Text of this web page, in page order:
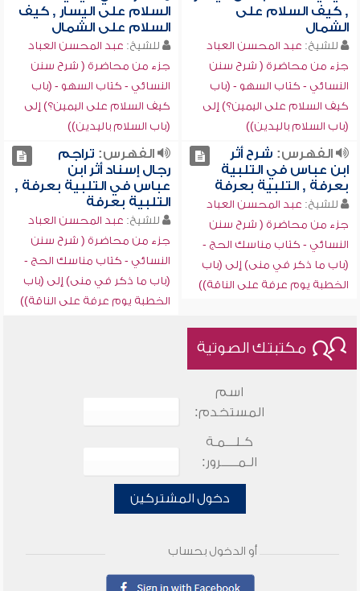
, كيف السلام على
الشمال
للشيخ: عبد المحسن العباد
جزء من محاضرة ( شرح سنن
النسائي - كتاب السهو - (باب
كيف السلام على اليمين؟) إلى
(باب السلام باليدين))
السلام على اليسار , كيف
السلام على الشمال
للشيخ: عبد المحسن العباد
جزء من محاضرة ( شرح سنن
النسائي - كتاب السهو - (باب
كيف السلام على اليمين؟) إلى
(باب السلام باليدين))
الفهرس: شرح أثر
ابن عباس في التلبية
بعرفة , التلبية بعرفة
للشيخ: عبد المحسن العباد
جزء من محاضرة ( شرح سنن
النسائي - كتاب مناسك الحج -
(باب ما ذكر في منى) إلى (باب
الخطبة يوم عرفة على الناقة))
الفهرس: تراجم
رجال إسناد أثر ابن
عباس في التلبية بعرفة ,
التلبية بعرفة
للشيخ: عبد المحسن العباد
جزء من محاضرة ( شرح سنن
النسائي - كتاب مناسك الحج -
(باب ما ذكر في منى) إلى (باب
الخطبة يوم عرفة على الناقة))
مكتبتك الصوتية
اسم
المستخدم:
كـلـــمـة
الـمـــــرور:
دخول المشتركين
أو الدخول بحساب